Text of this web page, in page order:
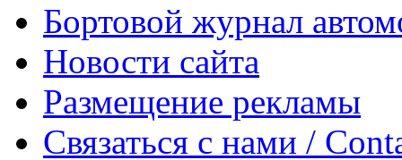
Бортовой журнал
Новости сайта
Размещение рекламы
Связаться с нами /